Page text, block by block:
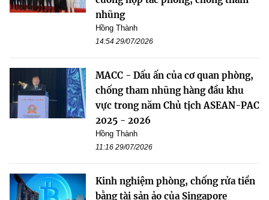
nhũng
Hồng Thành
14:54 29/07/2026
MACC - Dấu ấn của cơ quan phòng,
chống tham nhũng hàng đầu khu
vực trong năm Chủ tịch ASEAN-PAC
2025 - 2026
Hồng Thành
11:16 29/07/2026
Kinh nghiệm phòng, chống rửa tiền
bằng tài sản ảo của Singapore